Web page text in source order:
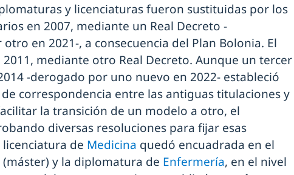
y licenciaturas fueron sustituidas por los
en 2007, mediante un Real Decreto -
en 2021-, a consecuencia del Plan Bolonia. El
2011, mediante otro Real Decreto. Aunque un tercer
-derogado por uno nuevo en 2022- estableció
correspondencia entre las antiguas titulaciones y
la transición de un modelo a otro, el
diversas resoluciones para fijar esas
licenciatura de Medicina quedó encuadrada en el
(máster) y la diplomatura de Enfermería, en el nivel